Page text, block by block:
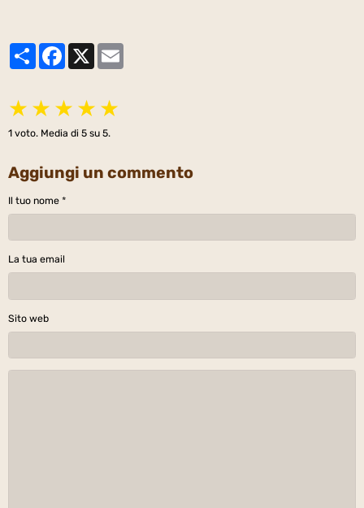
PartagerFacebook
★ ★ ★ ★ ★
1 voto. Media di 5 su 5.
Aggiungi un commento
Il tuo nome
La tua email
Sito web